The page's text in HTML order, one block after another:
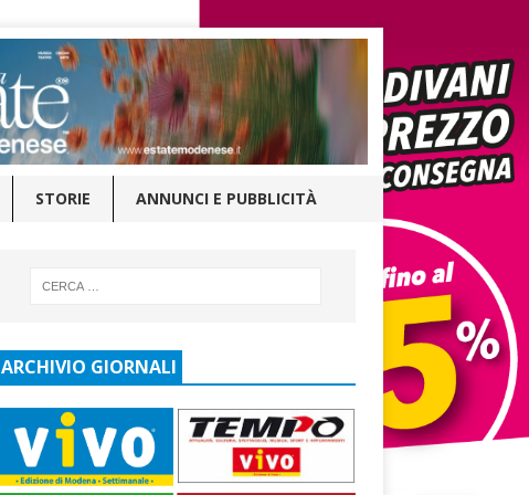
STORIE ANNUNCI E PUBBLICITÀ
ARCHIVIO GIORNALI